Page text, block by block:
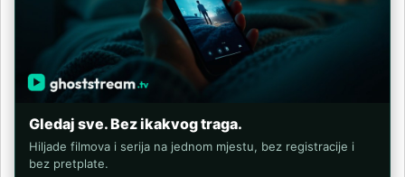
Gledaj sve. Bez ikakvog traga.
Hiljade filmova i serija na jednom mjestu, bez registracije i
bez pretplate.